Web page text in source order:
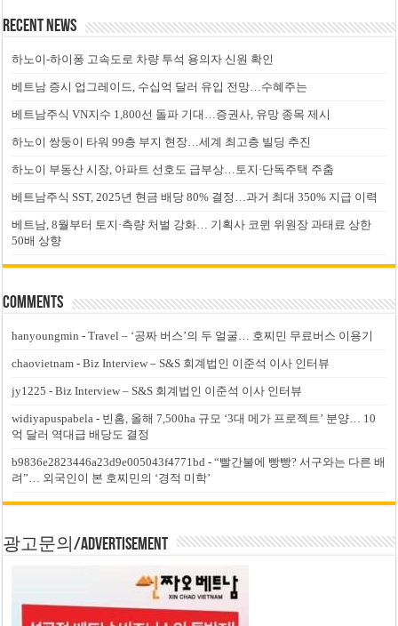
Recent News
하노이-하이퐁 고속도로 차량 투석 용의자 신원 확인
베트남 증시 업그레이드, 수십억 달러 유입 전망…수혜주는
베트남주식 VN지수 1,800선 돌파 기대…증권사, 유망 종목 제시
하노이 쌍둥이 타워 99층 부지 현장…세계 최고층 빌딩 추진
하노이 부동산 시장, 아파트 선호도 급부상…토지·단독주택 주춤
베트남주식 SST, 2025년 현금 배당 80% 결정…과거 최대 350% 지급 이력
베트남, 8월부터 토지·측량 처벌 강화… 기획사 코뮌 위원장 과태료 상한
50배 상향
Comments
hanyoungmin -Travel – ‘공짜 버스’의 두 얼굴… 호찌민 무료버스 이용기
chaovietnam -Biz Interview – S&S 회계법인 이준석 이사 인터뷰
jy1225 -Biz Interview – S&S 회계법인 이준석 이사 인터뷰
widiyapuspabela - 빈홈, 올해 7,500ha 규모 ‘3대 메가 프로젝트’ 분양… 10
억 달러 역대급 배당도 결정
b9836e2823446a23d9e005043f4771bd -“빨간불에 빵빵? 서구와는 다른 배
려”… 외국인이 본 호찌민의 ‘경적 미학’
광고문의/Advertisement